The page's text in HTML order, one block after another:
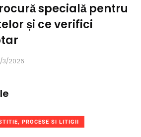
specială pentru
și ce verifici
3/2026
PROCESE SI LITIGII